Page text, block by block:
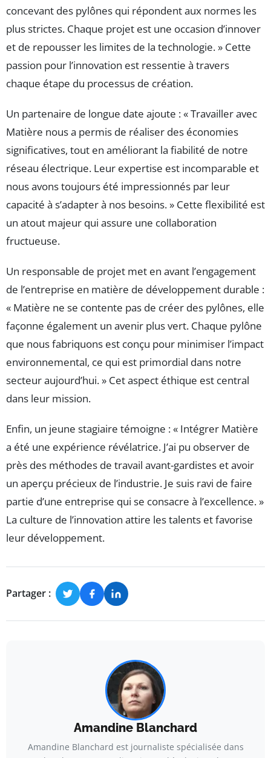
concevant des pylônes qui répondent aux normes les
plus strictes. Chaque projet est une occasion d’innover
et de repousser les limites de la technologie. » Cette
passion pour l’innovation est ressentie à travers
chaque étape du processus de création.
Un partenaire de longue date ajoute : « Travailler avec
Matière nous a permis de réaliser des économies
significatives, tout en améliorant la fiabilité de notre
réseau électrique. Leur expertise est incomparable et
nous avons toujours été impressionnés par leur
capacité à s’adapter à nos besoins. » Cette flexibilité est
un atout majeur qui assure une collaboration
fructueuse.
Un responsable de projet met en avant l’engagement
de l’entreprise en matière de développement durable :
« Matière ne se contente pas de créer des pylônes, elle
façonne également un avenir plus vert. Chaque pylône
que nous fabriquons est conçu pour minimiser l’impact
environnemental, ce qui est primordial dans notre
secteur aujourd’hui. » Cet aspect éthique est central
dans leur mission.
Enfin, un jeune stagiaire témoigne : « Intégrer Matière
a été une expérience révélatrice. J’ai pu observer de
près des méthodes de travail avant-gardistes et avoir
un aperçu précieux de l’industrie. Je suis ravi de faire
partie d’une entreprise qui se consacre à l’excellence. »
La culture de l’innovation attire les talents et favorise
leur développement.
Partager :
Amandine Blanchard
Amandine Blanchard est journaliste spécialisée dans